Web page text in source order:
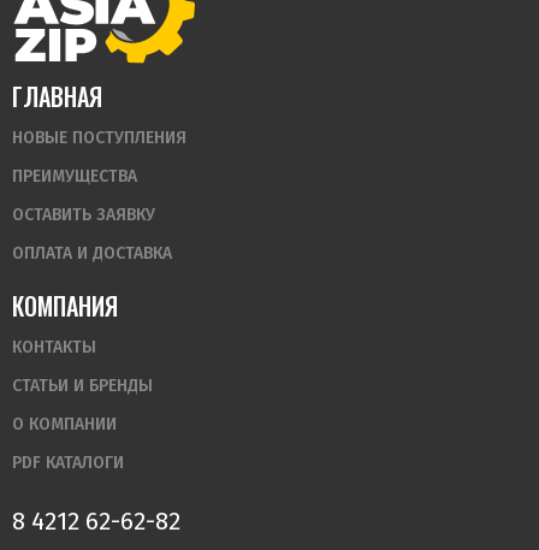
ГЛАВНАЯ
НОВЫЕ ПОСТУПЛЕНИЯ
ПРЕИМУЩЕСТВА
ОСТАВИТЬ ЗАЯВКУ
ОПЛАТА И ДОСТАВКА
КОМПАНИЯ
КОНТАКТЫ
СТАТЬИ И БРЕНДЫ
О КОМПАНИИ
PDF КАТАЛОГИ
8 4212 62-62-82